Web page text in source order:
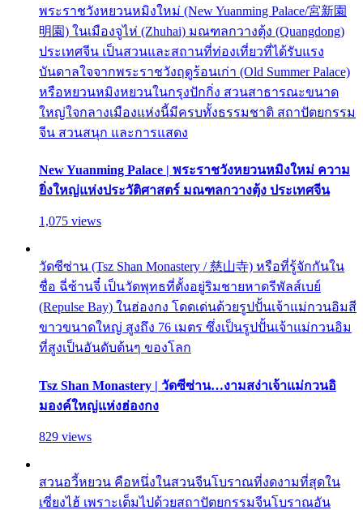
พระราชวังหยวนหมิงใหม่ (New Yuanming Palace/宮新園
明園) ในเมืองจูไห่ (Zhuhai) มณฑลกวางตุ้ง (Quangdong)
ประเทศจีน เป็นสวนและสถานที่ท่องเที่ยวที่ได้รับแรง
บันดาลใจจากพระราชวังฤดูร้อนเก่า (Old Summer Palace)
หรือหยวนหมิงหยวนในกรุงปักกิ่ง สวนสาธารณะขนาด
ใหญ่ใจกลางเมืองแห่งนี้มีครบทั้งธรรมชาติ สถาปัตยกรรม
จีน สวนสนุก และการแสดง
New Yuanming Palace | พระราชวังหยวนหมิงใหม่ ความ
ยิ่งใหญ่แห่งประวัติศาสตร์ มณฑลกวางตุ้ง ประเทศจีน
1,075 views
วัดซีซ่าน (Tsz Shan Monastery / 慈山寺) หรือที่รู้จักกันใน
ชื่อ ฉี่ซ้านจี๋ เป็นวัดพุทธที่ตั้งอยู่ริมชายหาดรีพัลส์เบย์
(Repulse Bay) ในฮ่องกง โดดเด่นด้วยรูปปั้นเจ้าแม่กวนอิมสี
ขาวขนาดใหญ่ สูงถึง 76 เมตร ซึ่งเป็นรูปปั้นเจ้าแม่กวนอิม
ที่สูงเป็นอันดับต้นๆ ของโลก
Tsz Shan Monastery | วัดซีซ่าน…งามสง่าเจ้าแม่กวนอิ
มองค์ใหญ่แห่งฮ่องกง
829 views
สวนอวี้หยวน คือหนึ่งในสวนจีนโบราณที่งดงามที่สุดใน
เซี่ยงไฮ้ เพราะเต็มไปด้วยสถาปัตยกรรมจีนโบราณอัน